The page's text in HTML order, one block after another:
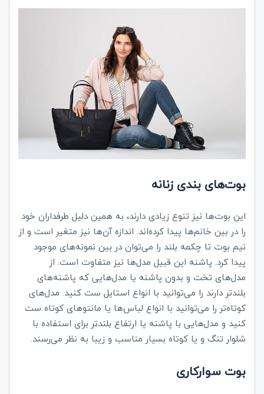
بوت‌های بندی زنانه
این بوت‌ها نیز تنوع زیادی دارند، به همین دلیل طرفداران خود
را در بین خانم‌ها پیدا کرده‌اند. اندازه آن‌ها نیز متغیر است و از
نیم بوت تا چکمه بلند را می‌توان در بین نمونه‌های موجود
پیدا کرد. پاشنه این قبیل مدل‌ها نیز متفاوت است. از
مدل‌های تخت و بدون پاشنه یا مدل‌هایی که پاشنه‌های
بلندتر دارند را می‌توانید با انواع استایل ست کنید. مدل‌های
کوتاه‌تر را می‌توانید با انواع لباس‌ها یا مانتوهای کوتاه ست
کنید و مدل‌هایی با پاشنه یا ارتفاع بلندتر برای استفاده با
شلوار تنگ و یا کوتاه بسیار مناسب و زیبا به نظر می‌رسند.
بوت سوارکاری